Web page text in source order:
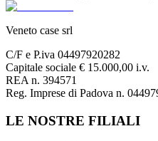
Veneto case srl
C/F e P.iva 04497920282
Capitale sociale € 15.000,00 i.v.
REA n. 394571
Reg. Imprese di Padova n.
LE NOSTRE FILIALI